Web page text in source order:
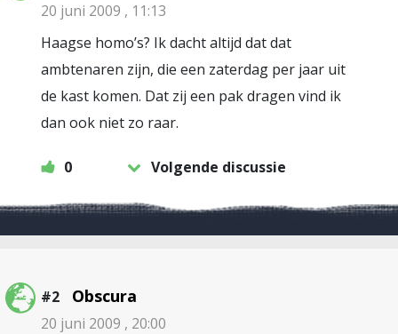
20 juni 2009 , 11:13
Haagse homo’s? Ik dacht altijd dat dat
ambtenaren zijn, die een zaterdag per jaar uit
de kast komen. Dat zij een pak dragen vind ik
dan ook niet zo raar.
0 Volgende discussie
#2 Obscura
20 juni 2009 , 20:00